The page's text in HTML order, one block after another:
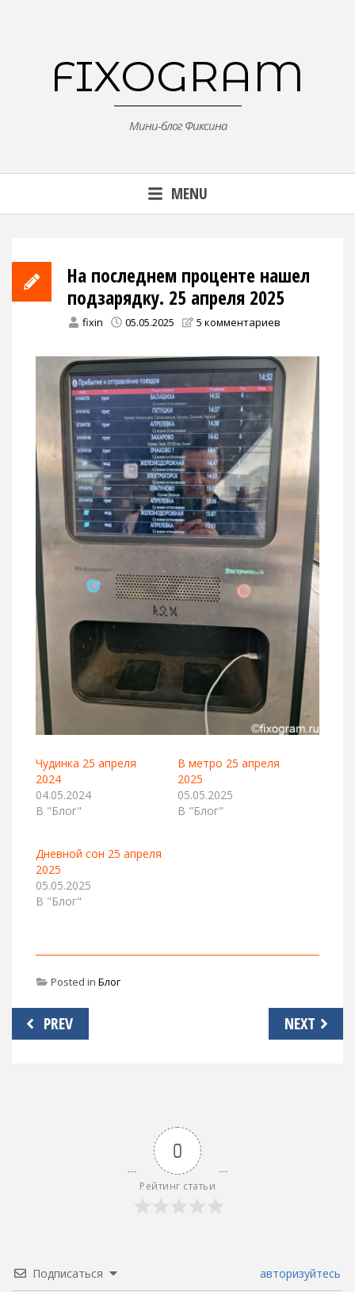
FIXOGRAM
Мини-блог Фиксина
MENU
На последнем проценте нашел
подзарядку. 25 апреля 2025
fixin 05.05.2025 5 комментариев
Чудинка 25 апреля
2024
04.05.2024
В "Блог"
В метро 25 апреля
2025
05.05.2025
В "Блог"
Дневной сон 25 апреля
2025
05.05.2025
В "Блог"
Posted in Блог
Навигация
по
PREV NEXT
0
Рейтинг статьи
Подписаться авторизуйтесь